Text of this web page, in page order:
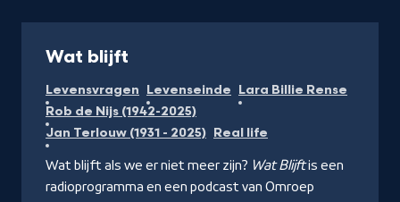
Wat blijft
Levensvragen Levenseinde Lara Billie Rense
Rob de Nijs (1942-2025)
Jan Terlouw (1931 - 2025) Real life
Wat blijft als we er niet meer zijn? Wat Blijftis een
radioprogramma en een podcast van Omroep